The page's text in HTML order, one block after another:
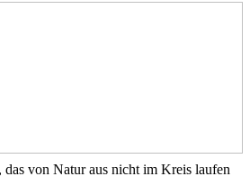
das von Natur aus nicht im Kreis laufen